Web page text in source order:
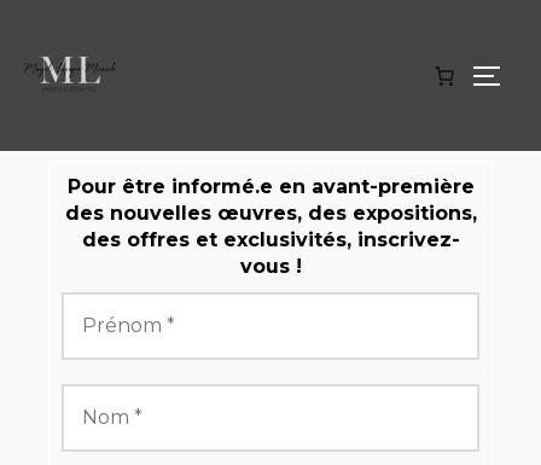
Pour être informé.e en avant-première
des nouvelles œuvres, des expositions,
des offres et exclusivités, inscrivez-
vous !